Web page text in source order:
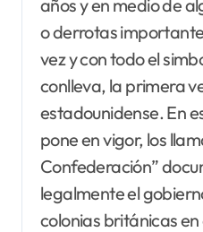
años y en medio de
o derrotas
vez y con todo el
conlleva, la primera
estadounidense. En
pone en vigor, los
Confederación”
legalmente el
colonias británicas